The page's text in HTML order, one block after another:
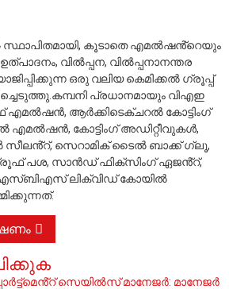
ൽ സ്ഥാപിതമായി, കൂടാതെ എമൽഷൻ്റെയും
ഉത്പാദനം, വിൽപ്പന, വിൽപ്പനാനന്തര
ഒരു വലിയ കെമിക്കൽ ഗ്രൂപ്പ്
കമ്പനി പ്രധാനമായും വിഎഇ
ആർക്കിടെക്ചറൽ കോട്ടിംഗ്
കോട്ടിംഗ് അഡിറ്റീവുകൾ,
സീലൻ്റ്, സെറാമിക് ടൈൽ ബാക്ക് ഗ്ലൂ,
പശ, സാൻഡ് ഫിക്സിംഗ് ഏജൻ്റ്,
എസ്ബിഎസ് ലിക്വിഡ് കോയിൽ
സെയിൽസ് മാനേജർ: മാനേജർ